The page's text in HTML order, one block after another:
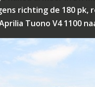
richting de 180 pk,
Aprilia Tuono V4